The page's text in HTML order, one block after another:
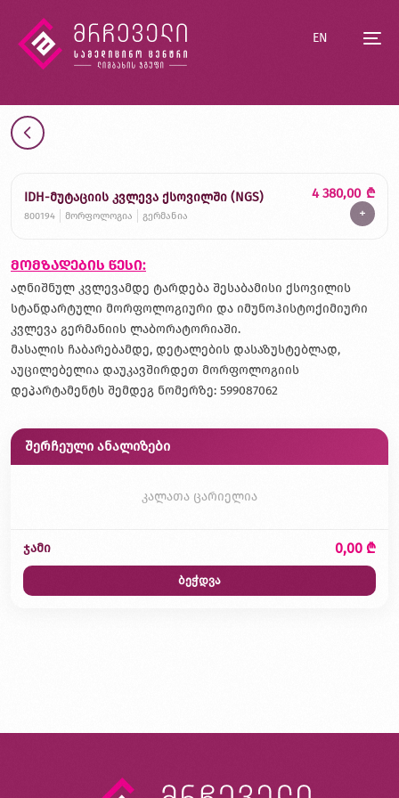
EN
IDH-მუტაციის კვლევა ქსოვილში (NGS)
800194 მორფოლოგია გერმანია
4 380,00 ₾
+
მომზადების წესი:
აღნიშნულ კვლევამდე ტარდება შესაბამისი ქსოვილის
სტანდარტული მორფოლოგიური და იმუნოჰისტოქიმიური
კვლევა გერმანიის ლაბორატორიაში.
მასალის ჩაბარებამდე, დეტალების დასაზუსტებლად,
აუცილებელია დაუკავშირდეთ მორფოლოგიის
დეპარტამენტს შემდეგ ნომერზე: 599087062
შერჩეული ანალიზები
კალათა ცარიელია
ჯამი 0,00 ₾
ბეჭდვა